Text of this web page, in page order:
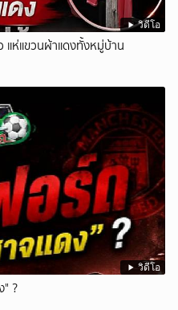
วิดีโอ
แห่แขวนผ้าแดงทั้งหมู่บ้าน
วิดีโอ
" ?